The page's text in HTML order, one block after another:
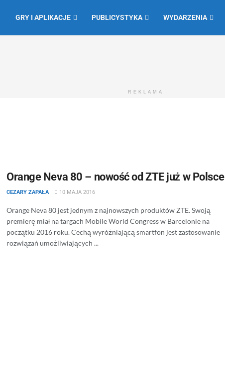
GRY I APLIKACJE PUBLICYSTYKA WYDARZENIA
REKLAMA
Orange Neva 80 – nowość od ZTE już w Polsce
CEZARY ZAPAŁA 10 MAJA 2016
Orange Neva 80 jest jednym z najnowszych produktów ZTE. Swoją
premierę miał na targach Mobile World Congress w Barcelonie na
początku 2016 roku. Cechą wyróżniającą smartfon jest zastosowanie
rozwiązań umożliwiających ...